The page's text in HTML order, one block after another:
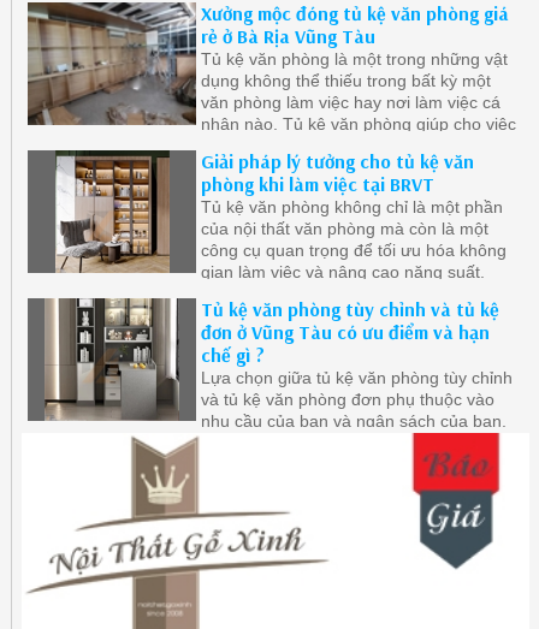
Xưởng mộc đóng tủ kệ văn phòng giá
rẻ ở Bà Rịa Vũng Tàu
Tủ kệ văn phòng là một trong những vật
dụng không thể thiếu trong bất kỳ một
văn phòng làm việc hay nơi làm việc cá
nhân nào. Tủ kệ văn phòng giúp cho việc
hơn, giúp cho không gian làm việc trở nên
gọn gàng và ngăn nắp hơn
Giải pháp lý tưởng cho tủ kệ văn
phòng khi làm việc tại BRVT
Tủ kệ văn phòng không chỉ là một phần
của nội thất văn phòng mà còn là một
công cụ quan trọng để tối ưu hóa không
gian làm việc và nâng cao năng suất.
Tủ kệ văn phòng tùy chỉnh và tủ kệ
đơn ở Vũng Tàu có ưu điểm và hạn
chế gì ?
Lựa chọn giữa tủ kệ văn phòng tùy chỉnh
và tủ kệ văn phòng đơn phụ thuộc vào
nhu cầu của bạn và ngân sách của bạn,
tiên của mình để chọn loại tủ kệ phù hợp
nhất với không gian làm việc của bạn.